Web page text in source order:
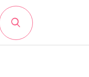
search